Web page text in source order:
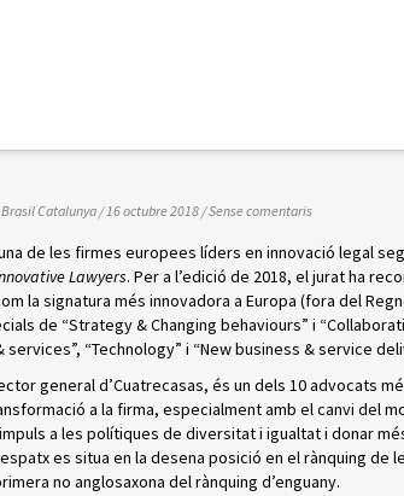
Catalunya/ 16 octubre 2018/Sense comentaris
de les firmes europees líders en innovació legal
Lawyers. Per a l’edició de 2018, el jurat ha
la signatura més innovadora a Europa (fora del
de “Strategy & Changing behaviours” i
services”, “Technology” i “New business & service
general d’Cuatrecasas, és un dels 10 advocats
a la firma, especialment amb el canvi del
a les polítiques de diversitat i igualtat i donar
es situa en la desena posició en el rànquing de
no anglosaxona del rànquing d’enguany.